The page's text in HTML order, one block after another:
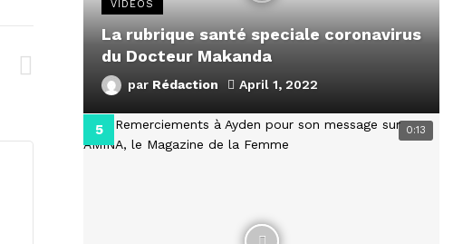
VIDEOS
La rubrique santé speciale coronavirus
du Docteur Makanda
par Rédaction April 1, 2022
0:13